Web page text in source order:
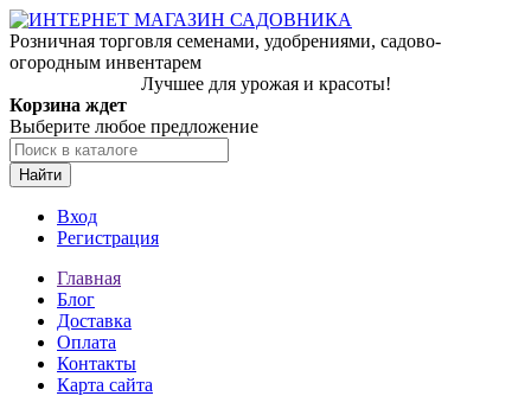
Розничная торговля семенами, удобрениями, садово-
огородным инвентарем
Лучшее для урожая и красоты!
Корзина ждет
Выберите любое предложение
Найти
Вход
Регистрация
Главная
Блог
Доставка
Оплата
Контакты
Карта сайта